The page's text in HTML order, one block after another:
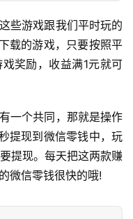
些游戏跟我们平时玩的
载的游戏，只要按照平
奖励，收益满1元就可
一个共同，那就是操作
提现到微信零钱中，玩
提现。每天把这两款赚
微信零钱很快的哦!